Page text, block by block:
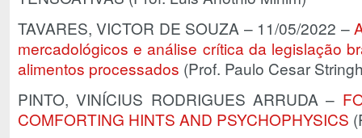
TAVARES, VICTOR DE SOUZA – 11/05/2022 –
mercadológicos e análise crítica da legislação
alimentos processados (Prof. Paulo Cesar
PINTO, VINÍCIUS RODRIGUES ARRUDA –
COMFORTING HINTS AND PSYCHOPHYSICS